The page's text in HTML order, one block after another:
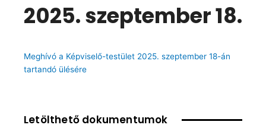
2025. szeptember 18.
Meghívó a Képviselő-testület 2025. szeptember 18-án
tartandó ülésére
Letölthető dokumentumok